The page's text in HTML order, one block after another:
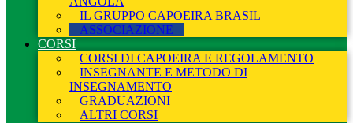
IL GRUPPO CAPOEIRA BRASIL
ASSOCIAZIONE
CORSI
CORSI DI CAPOEIRA E REGOLAMENTO
INSEGNANTE E METODO DI
INSEGNAMENTO
GRADUAZIONI
ALTRI CORSI